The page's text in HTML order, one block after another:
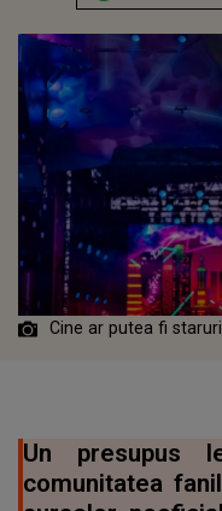
Cine ar putea fi
Un presupus
comunitatea